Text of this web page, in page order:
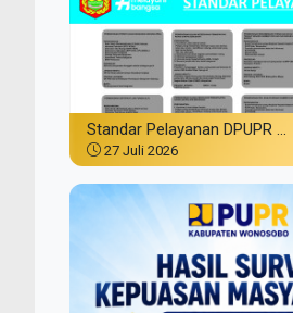
Standar Pelayanan DPUPR ...
27 Juli 2026